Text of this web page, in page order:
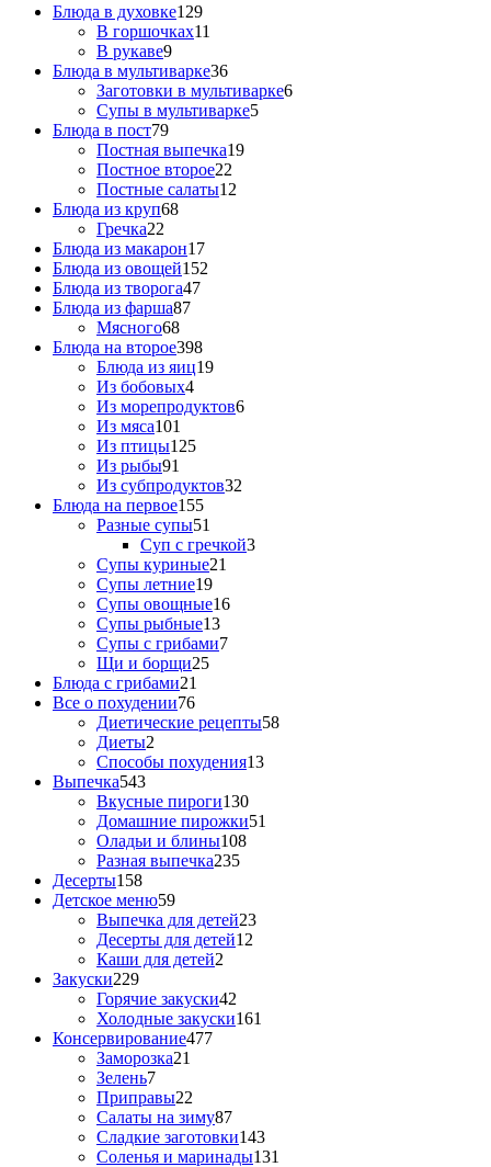
Блюда в духовке129
В горшочках11
В рукаве9
Блюда в мультиварке36
Заготовки в мультиварке6
Супы в мультиварке5
Блюда в пост79
Постная выпечка19
Постное второе22
Постные салаты12
Блюда из круп68
Гречка22
Блюда из макарон17
Блюда из овощей152
Блюда из творога47
Блюда из фарша87
Мясного68
Блюда на второе398
Блюда из яиц19
Из бобовых4
Из морепродуктов6
Из мяса101
Из птицы125
Из рыбы91
Из субпродуктов32
Блюда на первое155
Разные супы51
Суп с гречкой3
Супы куриные21
Супы летние19
Супы овощные16
Супы рыбные13
Супы с грибами7
Щи и борщи25
Блюда с грибами21
Все о похудении76
Диетические рецепты58
Диеты2
Способы похудения13
Выпечка543
Вкусные пироги130
Домашние пирожки51
Оладьи и блины108
Разная выпечка235
Десерты158
Детское меню59
Выпечка для детей23
Десерты для детей12
Каши для детей2
Закуски229
Горячие закуски42
Холодные закуски161
Консервирование477
Заморозка21
Зелень7
Приправы22
Салаты на зиму87
Сладкие заготовки143
Соленья и маринады131